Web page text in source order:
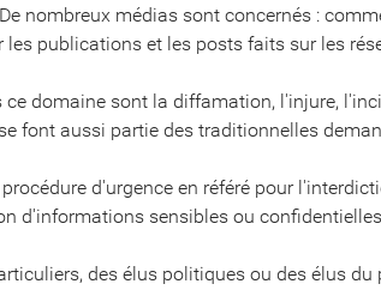
nombreux médias sont concernés :
publications et les posts faits sur les
domaine sont la diffamation, l'injure,
font aussi partie des traditionnelles
d'urgence en référé pour
d'informations sensibles ou
des élus politiques ou des élus du